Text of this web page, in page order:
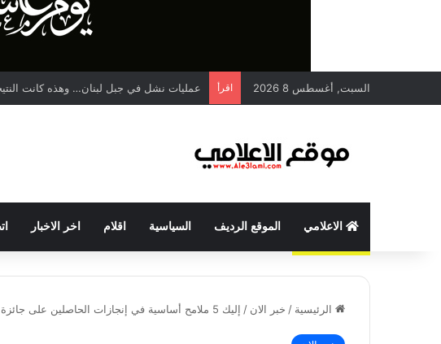
السبت, أغسطس 8 2026 اقرأ عمليات نشل في جبل لبنان… وهذه كانت
الاعلامي الموقع الرديف السياسية اقلام اخر الاخبار
الرئيسية / خبر الان / إليك 5 ملامح أساسية في إنجازات الحاصلين على جائزة نوبل